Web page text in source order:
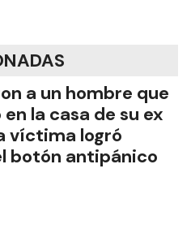
a un hombre que
la casa de su ex
víctima logró
botón antipánico